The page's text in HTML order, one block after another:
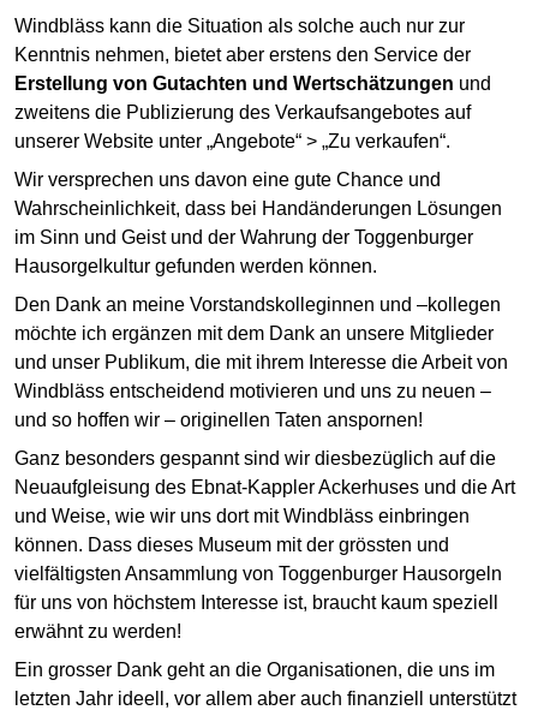
Windbläss kann die Situation als solche auch nur zur
Kenntnis nehmen, bietet aber erstens den Service der
Erstellung von Gutachten und Wertschätzungen und
zweitens die Publizierung des Verkaufsangebotes auf
unserer Website unter „Angebote“ > „Zu verkaufen“.
Wir versprechen uns davon eine gute Chance und
Wahrscheinlichkeit, dass bei Handänderungen Lösungen
im Sinn und Geist und der Wahrung der Toggenburger
Hausorgelkultur gefunden werden können.
Den Dank an meine Vorstandskolleginnen und –kollegen
möchte ich ergänzen mit dem Dank an unsere Mitglieder
und unser Publikum, die mit ihrem Interesse die Arbeit von
Windbläss entscheidend motivieren und uns zu neuen –
und so hoffen wir – originellen Taten anspornen!
Ganz besonders gespannt sind wir diesbezüglich auf die
Neuaufgleisung des Ebnat-Kappler Ackerhuses und die Art
und Weise, wie wir uns dort mit Windbläss einbringen
können. Dass dieses Museum mit der grössten und
vielfältigsten Ansammlung von Toggenburger Hausorgeln
für uns von höchstem Interesse ist, braucht kaum speziell
erwähnt zu werden!
Ein grosser Dank geht an die Organisationen, die uns im
letzten Jahr ideell, vor allem aber auch finanziell unterstützt